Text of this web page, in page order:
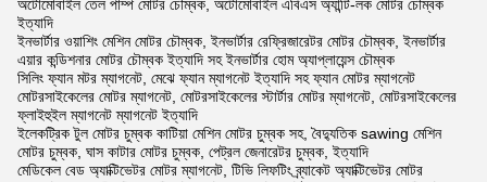
অটোমোবাইল তেল পাম্প মোটর চৌম্বক, অটোমোবাইল এবিএস অ্যান্টি-লক মোটর চৌম্বক
ইত্যাদি
ইনভার্টার ওয়াশিং মেশিন মোটর চৌম্বক, ইনভার্টার রেফ্রিজারেটর মোটর চৌম্বক, ইনভার্টার
এয়ার কন্ডিশনার মোটর চৌম্বক ইত্যাদি সহ ইনভার্টার হোম অ্যাপ্লায়েন্স চৌম্বক
সিলিং ফ্যান মটর ম্যাগনেট, মেঝে ফ্যান ম্যাগনেট ইত্যাদি সহ ফ্যান মোটর ম্যাগনেট
মোটরসাইকেলের মোটর ম্যাগনেট, মোটরসাইকেলের স্টার্টার মোটর ম্যাগনেট, মোটরসাইকেলের
ফ্লাইহুইল ম্যাগনেট ম্যাগনেট ইত্যাদি
ইলেকট্রিক টুল মোটর চুম্বক কাটিয়া মেশিন মোটর চুম্বক সহ, বৈদ্যুতিক sawing মেশিন
মোটর চুম্বক, ঘাস কাটার মোটর চুম্বক, পেট্রল জেনারেটর চুম্বক, ইত্যাদি
মেডিকেল বেড অ্যাক্টিভেটর মোটর ম্যাগনেট, টিভি লিফটিং ব্র্যাকেট অ্যাক্টিভেটর মোটর